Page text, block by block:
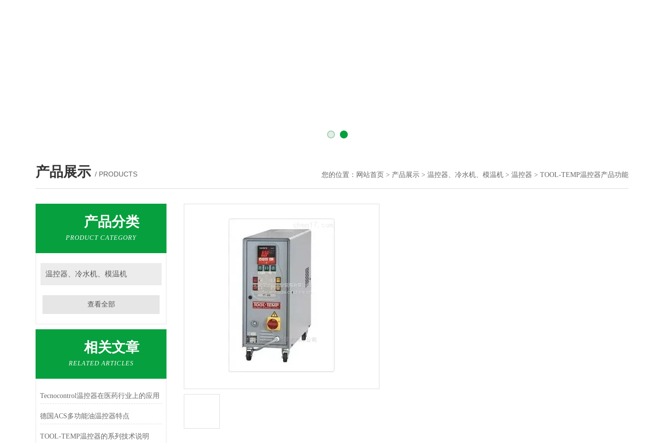
产品展示 / PRODUCTS 您的位置： 网站首页 > 产品展示 > 温控器、冷水机、模温机 > 温控器 > TOOL-TEMP温控器产品功能
产品分类
PRODUCT CATEGORY
温控器、冷水机、模温机
查看全部
相关文章
RELATED ARTICLES
Tecnocontrol温控器在医药行业上的应用
德国ACS多功能油温控器特点
TOOL-TEMP温控器的系列技术说明